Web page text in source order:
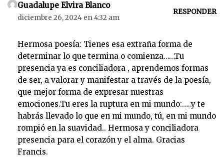
Guadalupe Elvira Blanco
diciembre 26, 2024 en 4:32 am
RESPONDER
Hermosa poesía: Tienes esa extraña forma de
determinar lo que termina o comienza……Tu
presencia ya es conciliadora , aprendemos formas
de ser, a valorar y manifestar a través de la poesía,
que mejor forma de expresar nuestras
emociones.Tu eres la ruptura en mi mundo:…..y te
habrás llevado lo que en mi mundo, tú, en mi mundo
rompió en la suavidad.. Hermosa y conciliadora
presencia para el corazón y el alma. Gracias
Francis.